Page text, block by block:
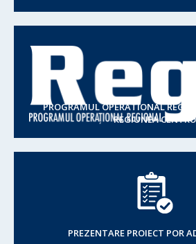
PROGRAMUL OPERATIONAL
REGIUNEA CENTRU
PREZENTARE PROIECT POR